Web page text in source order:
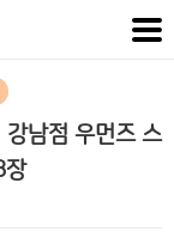
남점 우먼즈 스
장